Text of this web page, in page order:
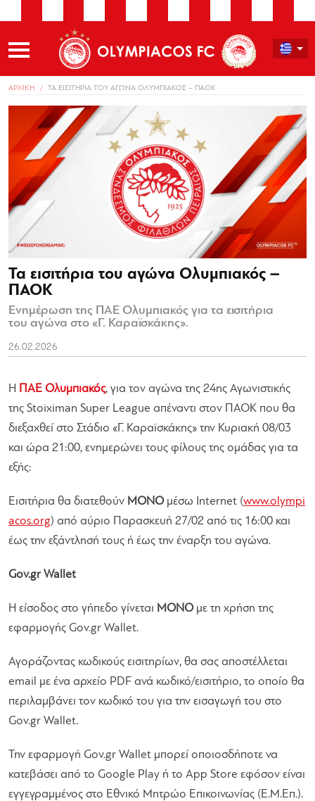
ΑΡΧΙΚΗ ΤΑ ΕΙΣΙΤΗΡΙΑ ΤΟΥ ΑΓΩΝΑ ΟΛΥΜΠΙΑΚΟΣ – ΠΑΟΚ
Τα εισιτήρια του αγώνα Ολυμπιακός –
ΠΑΟΚ
Ενημέρωση της ΠΑΕ Ολυμπιακός για τα εισιτήρια
του αγώνα στο «Γ. Καραϊσκάκης».
26.02.2026
H ΠΑΕ Ολυμπιακός, για τον αγώνα της 24ης Αγωνιστικής
της Stoiximan Super League απέναντι στον ΠΑΟΚ που θα
διεξαχθεί στο Στάδιο «Γ. Καραϊσκάκης» την Κυριακή 08/03
και ώρα 21:00, ενημερώνει τους φίλους της ομάδας για τα
εξής:
Εισιτήρια θα διατεθούν ΜΟΝΟμέσω Internet (www.olympi
acos.org) από αύριο Παρασκευή 27/02 από τις 16:00 και
έως την εξάντλησή τους ή έως την έναρξη του αγώνα.
Gov.gr Wallet
H είσοδος στο γήπεδο γίνεται ΜΟΝΟμε τη χρήση της
εφαρμογής Gov.gr Wallet.
Αγοράζοντας κωδικούς εισιτηρίων, θα σας αποστέλλεται
email με ένα αρχείο PDF ανά κωδικό/εισιτήριο, το οποίο θα
περιλαμβάνει τον κωδικό του για την εισαγωγή του στο
Gov.gr Wallet.
Την εφαρμογή Gov.gr Wallet μπορεί οποιοσδήποτε να
κατεβάσει από το Google Play ή το App Store εφόσον είναι
εγγεγραμμένος στο Εθνικό Μητρώο Επικοινωνίας (Ε.Μ.Επ.).